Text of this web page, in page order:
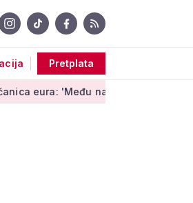
Pretplata
'Među najopipljivijim su izrazima